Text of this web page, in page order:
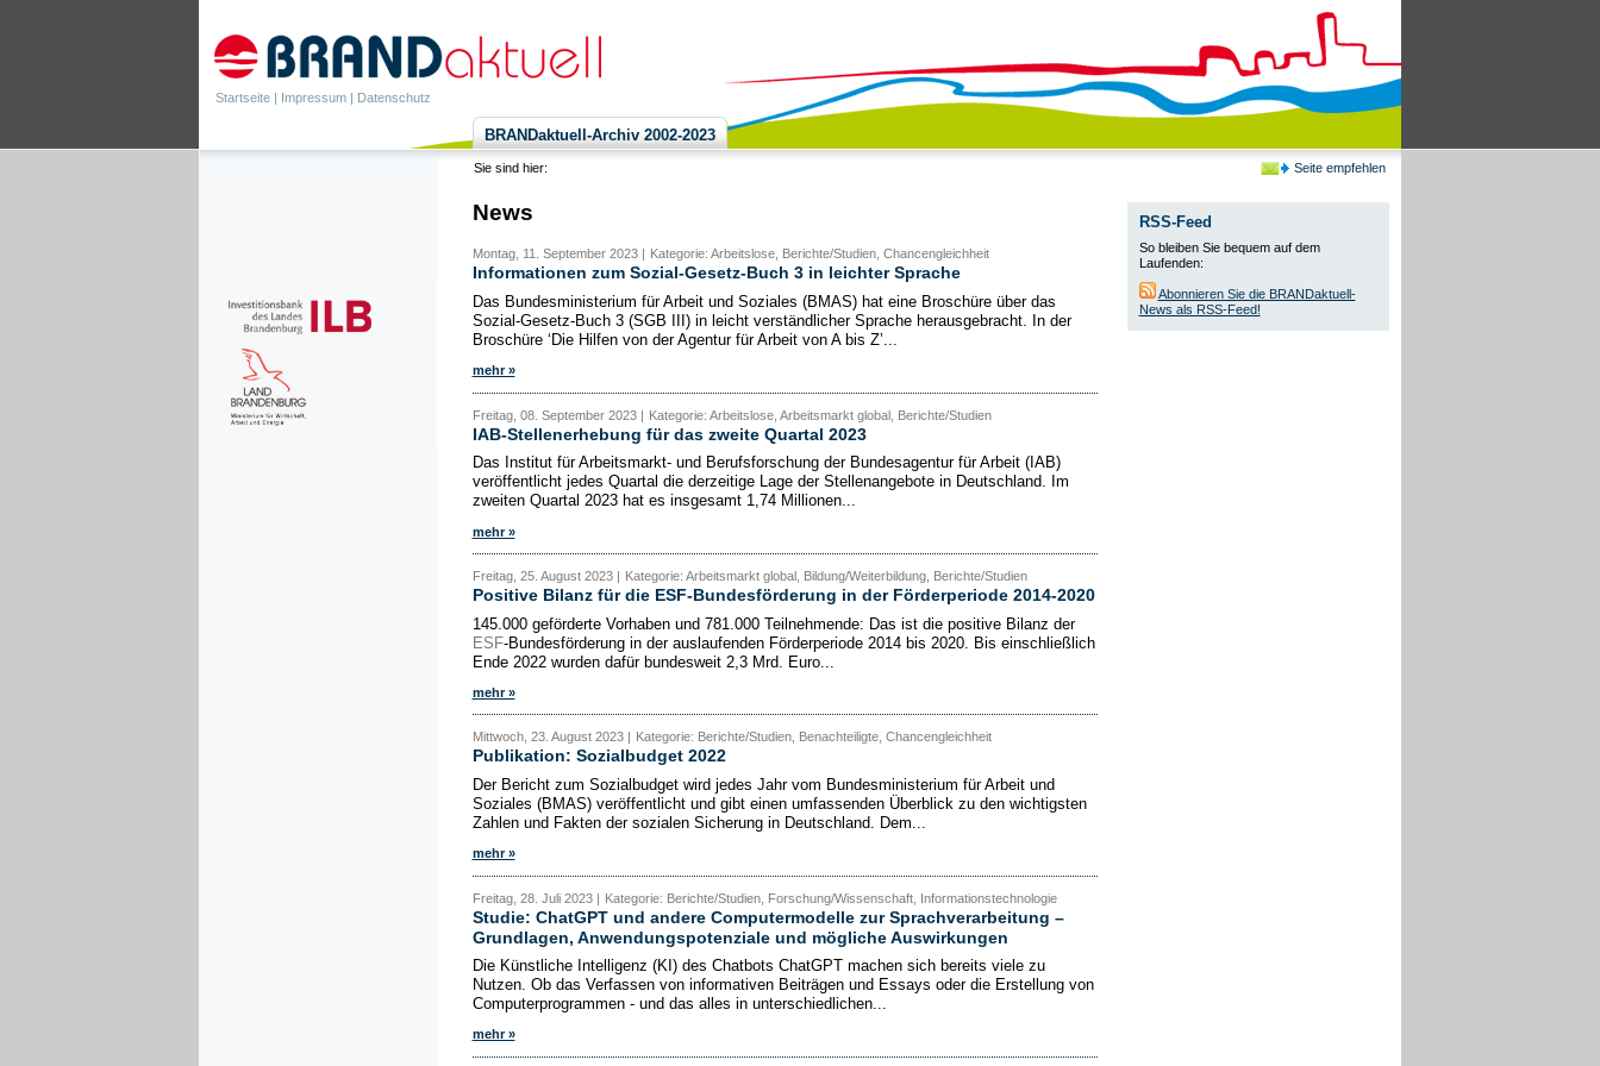
Startseite | Impressum | Datenschutz
Seite empfehlen
BRANDaktuell-Archiv 2002-2023
Sie sind hier:
News
Montag, 11. September 2023 | Kategorie: Arbeitslose, Berichte/Studien, Chancengleichheit
Informationen zum Sozial-Gesetz-Buch 3 in leichter Sprache
Das Bundesministerium für Arbeit und Soziales (BMAS) hat eine Broschüre über das
Sozial-Gesetz-Buch 3 (SGB III) in leicht verständlicher Sprache herausgebracht. In der
Broschüre ‘Die Hilfen von der Agentur für Arbeit von A bis Z’...
mehr »
Freitag, 08. September 2023 | Kategorie: Arbeitslose, Arbeitsmarkt global, Berichte/Studien
IAB-Stellenerhebung für das zweite Quartal 2023
Das Institut für Arbeitsmarkt- und Berufsforschung der Bundesagentur für Arbeit (IAB)
veröffentlicht jedes Quartal die derzeitige Lage der Stellenangebote in Deutschland. Im
zweiten Quartal 2023 hat es insgesamt 1,74 Millionen...
mehr »
Freitag, 25. August 2023 | Kategorie: Arbeitsmarkt global, Bildung/Weiterbildung, Berichte/Studien
Positive Bilanz für die ESF-Bundesförderung in der Förderperiode 2014-2020
145.000 geförderte Vorhaben und 781.000 Teilnehmende: Das ist die positive Bilanz der
ESF-Bundesförderung in der auslaufenden Förderperiode 2014 bis 2020. Bis einschließlich
Ende 2022 wurden dafür bundesweit 2,3 Mrd. Euro...
mehr »
Mittwoch, 23. August 2023 | Kategorie: Berichte/Studien, Benachteiligte, Chancengleichheit
Publikation: Sozialbudget 2022
Der Bericht zum Sozialbudget wird jedes Jahr vom Bundesministerium für Arbeit und
Soziales (BMAS) veröffentlicht und gibt einen umfassenden Überblick zu den wichtigsten
Zahlen und Fakten der sozialen Sicherung in Deutschland. Dem...
mehr »
Freitag, 28. Juli 2023 | Kategorie: Berichte/Studien, Forschung/Wissenschaft, Informationstechnologie
Studie: ChatGPT und andere Computermodelle zur Sprachverarbeitung –
Grundlagen, Anwendungspotenziale und mögliche Auswirkungen
Die Künstliche Intelligenz (KI) des Chatbots ChatGPT machen sich bereits viele zu
Nutzen. Ob das Verfassen von informativen Beiträgen und Essays oder die Erstellung von
Computerprogrammen - und das alles in unterschiedlichen...
mehr »
RSS-Feed
So bleiben Sie bequem auf dem
Laufenden:
Abonnieren Sie die BRANDaktuell-
News als RSS-Feed!